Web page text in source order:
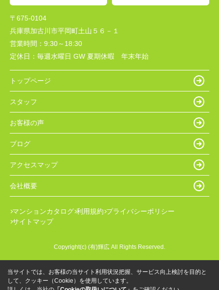
〒675-0104
兵庫県加古川市平岡町土山５６－１
営業時間： 9:30～18:30
定休日： 毎週水曜日 GW 夏期休暇 年末年始
トップページ
スタッフ
お客様の声
ブログ
アクセスマップ
会社概要
マンションカタログ 利用規約 プライバシーポリシー
サイトマップ
Copyright(c) (有)輝広 All Rights Reserved.
当サイトでは、お客様の当サイト利用状況把握、サービス向上検討を目的と
して、クッキー（Cookie）を使用しています。